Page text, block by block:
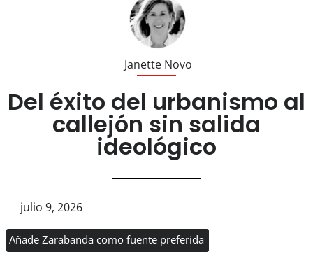
Janette Novo
Del éxito del urbanismo al
callejón sin salida
ideológico
julio 9, 2026
Añade Zarabanda como fuente preferida